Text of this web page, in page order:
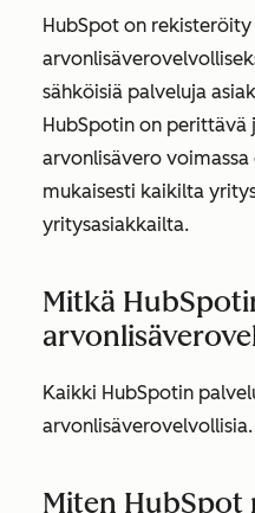
HubSpot on
sähköisiä palveluja
HubSpotin on perittävä
arvonlisävero
mukaisesti kaikilta
yritysasiakkailta.
Mitkä
Kaikki HubSpotin
arvonlisäverovelvollisia.
Miten HubSpot